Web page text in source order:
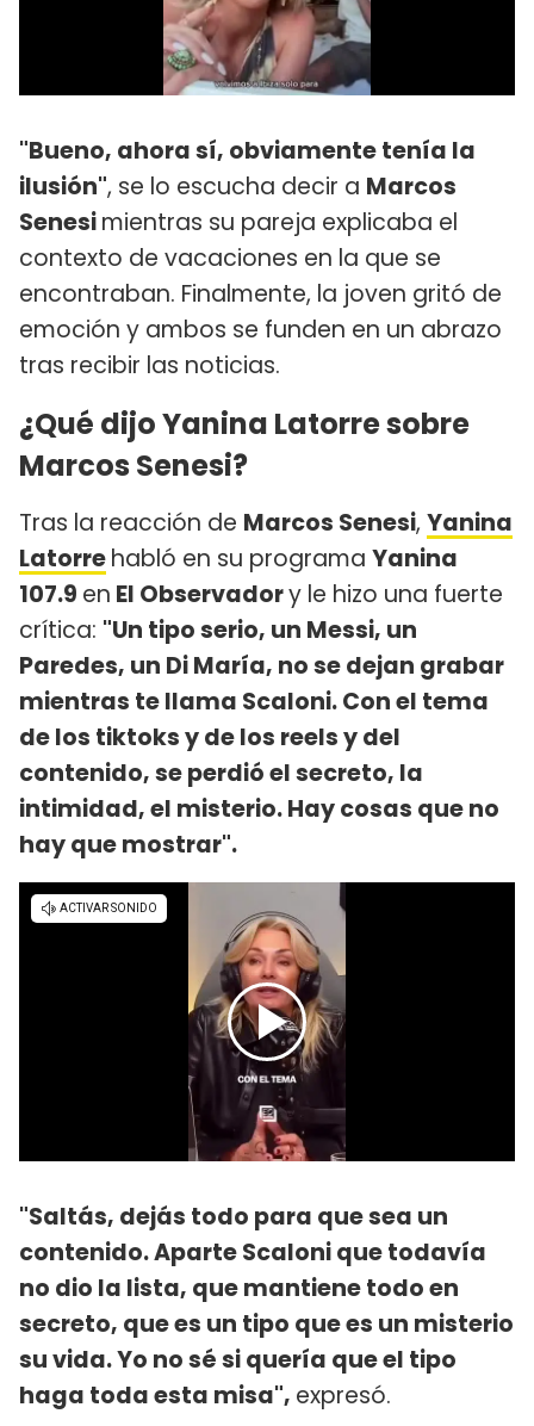
"Bueno, ahora sí, obviamente tenía la
ilusión", se lo escucha decir a Marcos
Senesimientras su pareja explicaba el
contexto de vacaciones en la que se
encontraban. Finalmente, la joven gritó de
emoción y ambos se funden en un abrazo
tras recibir las noticias.
¿Qué dijo Yanina Latorre sobre
Marcos Senesi?
Tras la reacción de Marcos Senesi, Yanina
Latorrehabló en su programa Yanina
107.9 en El Observadory le hizo una fuerte
crítica: "Un tipo serio, un Messi, un
Paredes, un Di María, no se dejan grabar
mientras te llama Scaloni. Con el tema
de los tiktoks y de los reels y del
contenido, se perdió el secreto, la
intimidad, el misterio. Hay cosas que no
hay que mostrar".
"Saltás, dejás todo para que sea un
contenido. Aparte Scaloni que todavía
no dio la lista, que mantiene todo en
secreto, que es un tipo que es un misterio
su vida. Yo no sé si quería que el tipo
haga toda esta misa", expresó.